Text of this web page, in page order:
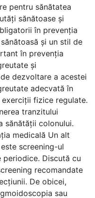
pentru sănătatea
sănătoase și
în prevenția
și un stil de
în prevenția
și
dezvoltare a acestei
adecvată în
fizice regulate.
tranzitului
sănătății colonului.
medicală Un alt
screening-ul
Discută cu
recomandate
De obicei,
sau